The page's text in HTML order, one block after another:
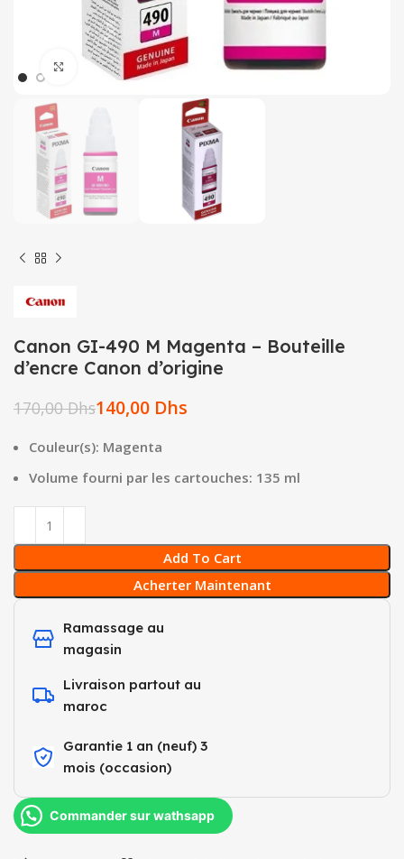
Click to enlarge
Canon GI-490 M Magenta – Bouteille
d’encre Canon d’origine
170,00Dhs140,00 Dhs
Couleur(s): Magenta
Volume fourni par les cartouches: 135 ml
Add To Cart
Acherter Maintenant
Ramassage au
magasin
Livraison partout au
maroc
Garantie 1 an (neuf) 3
mois (occasion)​
Commander sur wathsapp